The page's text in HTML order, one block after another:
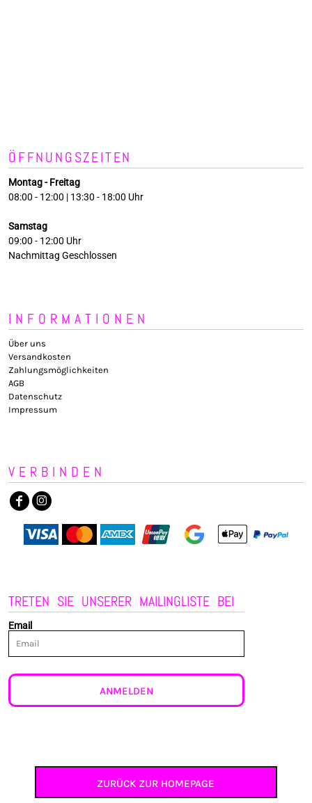
ÖFFNUNGSZEITEN
Montag - Freitag
08:00 - 12:00 | 13:30 - 18:00 Uhr
Samstag
09:00 - 12:00 Uhr
Nachmittag Geschlossen
INFORMATIONEN
Über uns
Versandkosten
Zahlungsmöglichkeiten
AGB
Datenschutz
Impressum
VERBINDEN
TRETEN SIE UNSERER MAILINGLISTE BEI
Email
ANMELDEN
ZURÜCK ZUR HOMEPAGE